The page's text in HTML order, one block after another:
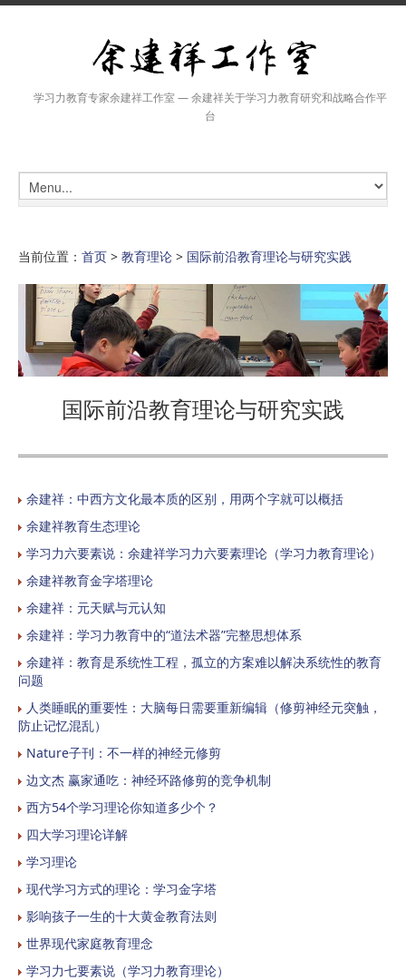
学习力教育专家余建祥工作室 — 余建祥关于学习力教育研究和战略合作平
台
当前位置： 首页 > 教育理论 > 国际前沿教育理论与研究实践
国际前沿教育理论与研究实践
余建祥：中西方文化最本质的区别，用两个字就可以概括
余建祥教育生态理论
学习力六要素说：余建祥学习力六要素理论（学习力教育理论）
余建祥教育金字塔理论
余建祥：元天赋与元认知
余建祥：学习力教育中的“道法术器”完整思想体系
余建祥：教育是系统性工程，孤立的方案难以解决系统性的教育
问题
人类睡眠的重要性：大脑每日需要重新编辑（修剪神经元突触，
防止记忆混乱）
Nature子刊：不一样的神经元修剪
边文杰 赢家通吃：神经环路修剪的竞争机制
西方54个学习理论你知道多少个？
四大学习理论详解
学习理论
现代学习方式的理论：学习金字塔
影响孩子一生的十大黄金教育法则
世界现代家庭教育理念
学习力七要素说（学习力教育理论）